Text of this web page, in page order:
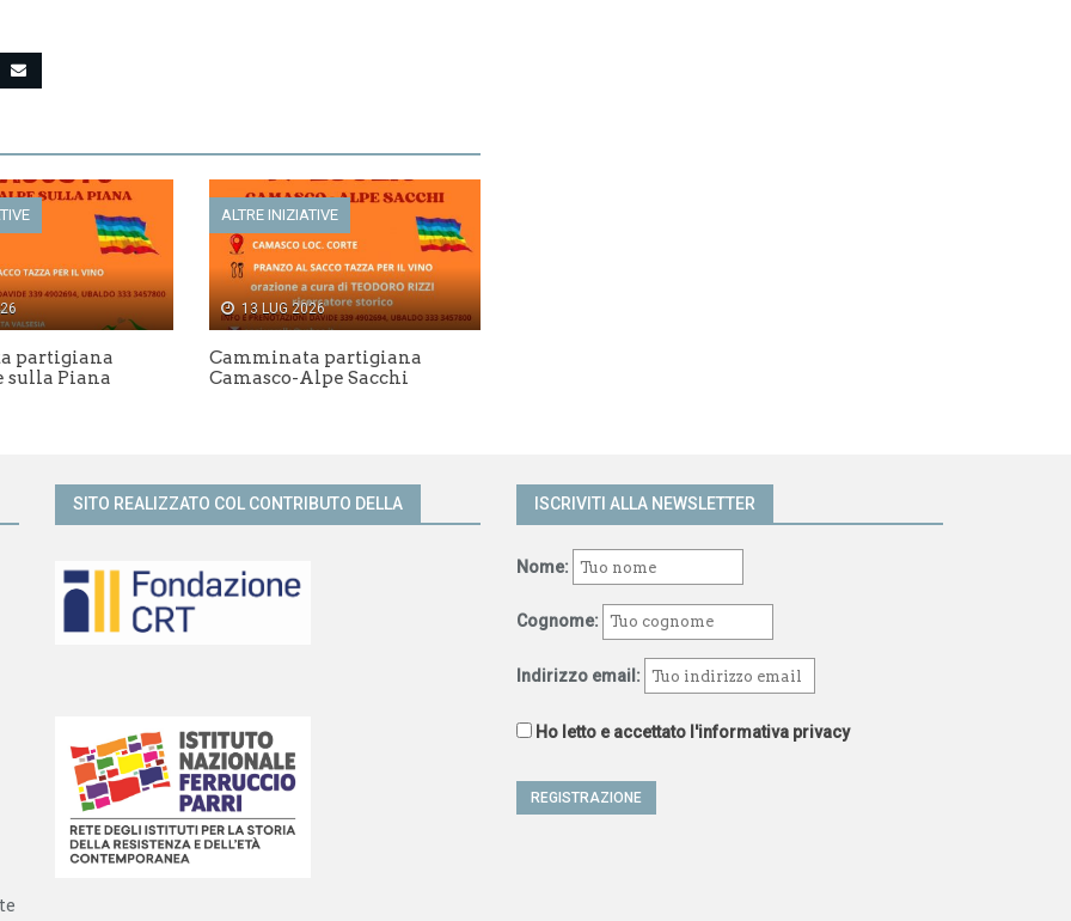
partigiana
sulla Piana
ALTRE INIZIATIVE
13 LUG 2026
Camminata partigiana
Camasco-Alpe Sacchi
SITO REALIZZATO COL CONTRIBUTO DELLA ISCRIVITI ALLA NEWSLETTER
Nome:
Cognome:
Indirizzo email:
Ho letto e accettato l'informativa privacy